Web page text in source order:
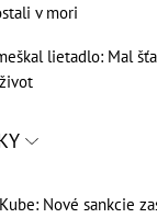
v mori
lietadlo: Mal
Nové sankcie